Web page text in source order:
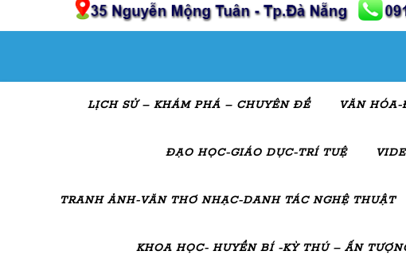
LỊCH SỬ – KHÁM PHÁ – CHUYÊN ĐỀ VĂN HÓA-
ĐẠO HỌC-GIÁO DỤC-TRÍ TUỆ
TRANH ẢNH-VĂN THƠ NHẠC-DANH TÁC NGHỆ THUẬT
KHOA HỌC- HUYỀN BÍ -KỲ THÚ – ẤN